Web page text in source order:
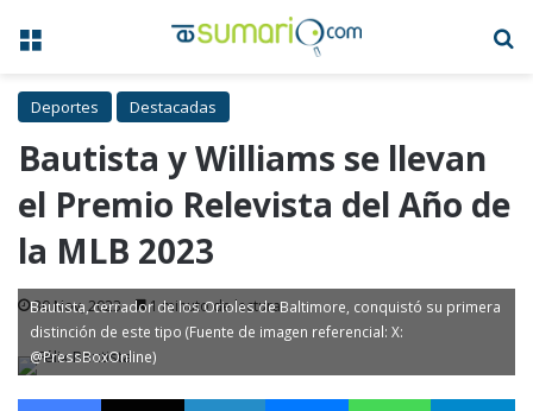
Menú
Deportes Destacadas
Bautista y Williams se llevan
el Premio Relevista del Año de
la MLB 2023
30 Nov, 2023 1 minuto de lectura
Bautista, cerrador de los Orioles de Baltimore, conquistó su primera
distinción de este tipo (Fuente de imagen referencial: X:
@PressBoxOnline)
Facebook X LinkedIn MessengerWhatsApp